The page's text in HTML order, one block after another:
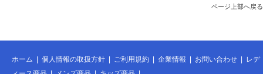
ページ上部へ戻る
ホーム 個人情報の取扱方針 ご利用規約 企業情報 お問い合わせ
レデ